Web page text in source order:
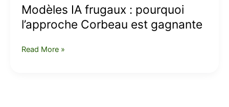
Modèles IA frugaux : pourquoi
l’approche Corbeau est gagnante
Read More »